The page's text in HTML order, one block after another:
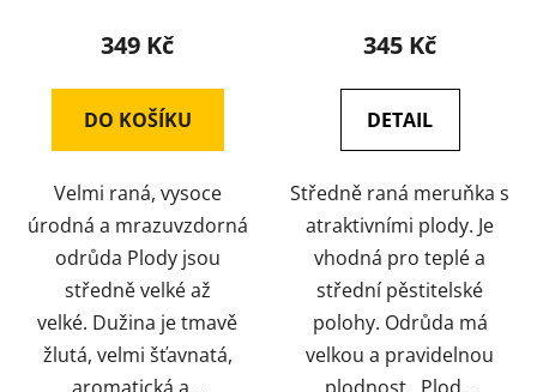
349 Kč
DO KOŠÍKU
Velmi raná, vysoce
úrodná a mrazuvzdorná
odrůda Plody jsou
středně velké až
velké. Dužina je tmavě
žlutá, velmi šťavnatá,
345 Kč
DETAIL
Středně raná meruňka s
atraktivními plody. Je
vhodná pro teplé a
střední pěstitelské
polohy. Odrůda má
velkou a pravidelnou